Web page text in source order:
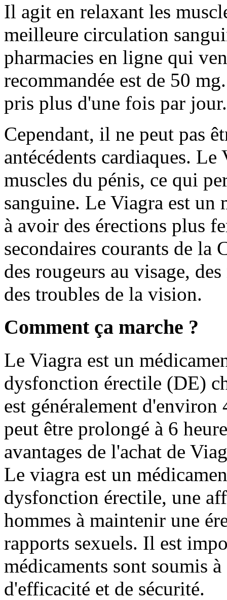
Il agit en relaxant les
meilleure circulation
pharmacies en ligne qui
recommandée est de 50
pris plus d'une fois par jour.
Cependant, il ne peut pas
antécédents cardiaques.
muscles du pénis, ce qui
sanguine. Le Viagra est un
à avoir des érections plus
secondaires courants de la
des rougeurs au visage,
des troubles de la vision.
Comment ça marche ?
Le Viagra est un
dysfonction érectile (DE)
est généralement d'environ
peut être prolongé à 6
avantages de l'achat de
Le viagra est un
dysfonction érectile, une
hommes à maintenir une
rapports sexuels. Il est
médicaments sont soumis
d'efficacité et de sécurité.